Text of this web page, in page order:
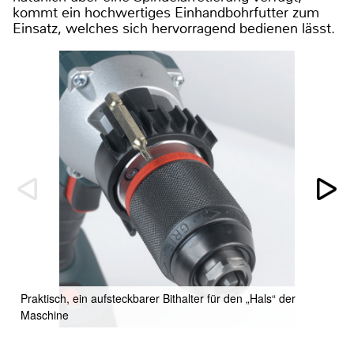
kommt ein hochwertiges Einhandbohrfutter zum
Einsatz, welches sich hervorragend bedienen lässt.
Praktisch, ein aufsteckbarer Bithalter für den „Hals“ der
Maschine